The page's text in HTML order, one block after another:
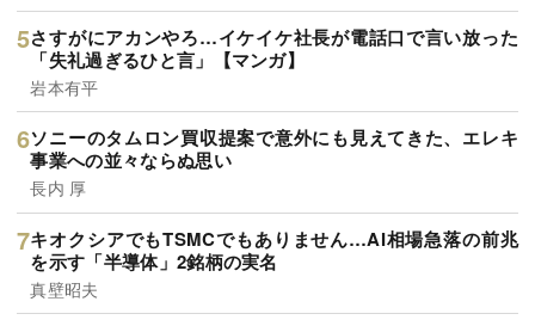
さすがにアカンやろ…イケイケ社長が電話口で言い放った
「失礼過ぎるひと言」【マンガ】
岩本有平
ソニーのタムロン買収提案で意外にも見えてきた、エレキ
事業への並々ならぬ思い
長内 厚
キオクシアでもTSMCでもありません…AI相場急落の前兆
を示す「半導体」2銘柄の実名
真壁昭夫